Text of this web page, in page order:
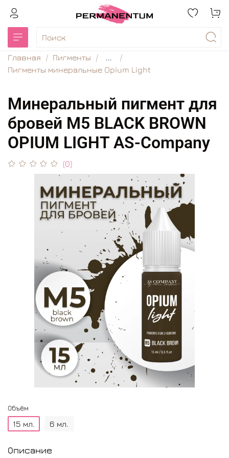
Главная Пигменты
...
Пигменты минеральные Opium Light
Минеральный пигмент для
бровей M5 BLACK BROWN
OPIUM LIGHT AS-Company
(0)
Объём
15 мл. 6 мл.
Описание